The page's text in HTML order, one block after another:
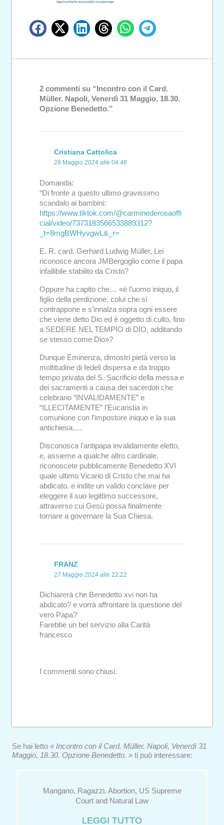
2 commenti su “Incontro con il Card.
Müller. Napoli, Venerdì 31 Maggio, 18.30.
Opzione Benedetto.”
Cristiana Cattolica
28 Maggio 2024 alle 04:46
Domanda:
“Di fronte a questo ultimo gravissimo
scandalo ai bambini:
https://www.tiktok.com/@carminederosaoffi
cial/video/7373183566533889312?
_t=8mgBWHyvgwL&_r=
E. R. card. Gerhard Ludwig Müller, Lei
riconosce ancora JMBergoglio come il papa
infallibile stabilito da Cristo?
Oppure ha capito che… «è l’uomo iniquo, il
figlio della perdizione, colui che si
contrappone e s’innalza sopra ogni essere
che viene detto Dio ed è oggetto di culto, fino
a SEDERE NEL TEMPIO di DIO, additando
se stesso come Dio»?
Dunque Eminenza, dimostri pietà verso la
moltitudine di fedeli dispersa e da troppo
tempo privata del S. Sacrificio della messa e
dei sacramenti a causa dei sacerdoti che
celebrano “INVALIDAMENTE” e
“ILLECITAMENTE” l’Eucaristia in
comunione con l’impostore iniquo e la sua
antichiesa….
Disconosca l’antipapa invalidamente eletto,
e, assieme a qualche altro cardinale,
riconoscete pubblicamente Benedetto XVI
quale ultimo Vicario di Cristo che mai ha
abdicato. e indite un valido conclave per
eleggere il suo legittimo successore,
attraverso cui Gesù possa finalmente
tornare a governare la Sua Chiesa.
FRANZ
27 Maggio 2024 alle 22:22
Dichiarerà che Benedetto xvi non ha
abdicato? e vorrà affrontare la questione del
vero Papa?
Farebbe un bel servizio alla Carità
francesco
I commenti sono chiusi.
Se hai letto « Incontro con il Card. Müller. Napoli, Venerdì 31
Maggio, 18.30. Opzione Benedetto. » ti può interessare:
Mangano, Ragazzi. Abortion, US Supreme
Court and Natural Law
LEGGI TUTTO